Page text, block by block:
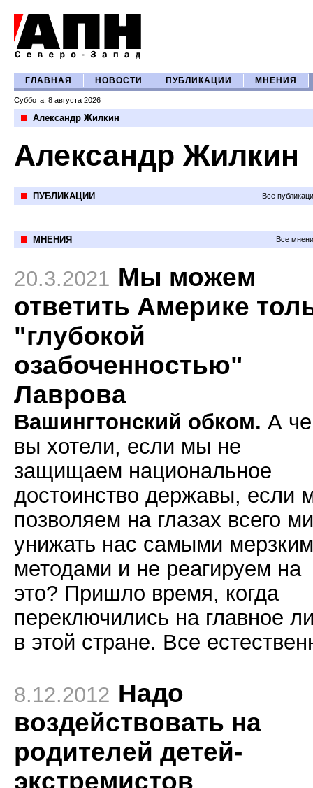
ГЛАВНАЯ НОВОСТИ ПУБЛИКАЦИИ МНЕНИЯ
Суббота, 8 августа 2026
Александр Жилкин
Александр Жилкин
ПУБЛИКАЦИИ Все
МНЕНИЯ Все
20.3.2021 Мы можем
ответить Америке
"глубокой
озабоченностью"
Лаврова
Вашингтонский обком. А
вы хотели, если мы не
защищаем национальное
достоинство державы, если
позволяем на глазах всего
унижать нас самыми
методами и не реагируем на
это? Пришло время, когда
переключились на главное
в этой стране. Все
8.12.2012 Надо
воздействовать на
родителей детей-
экстремистов